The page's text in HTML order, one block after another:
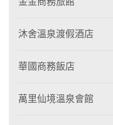
沐舍溫泉渡假酒店
華國商務飯店
萬里仙境溫泉會館